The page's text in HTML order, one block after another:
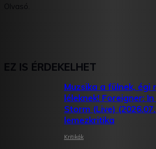
Olvasó.
EZ IS ÉRDEKELHET
Muzsika a fülnek, égi
léleknek! Foreigner:
Storm (Live)
lemezkritika
Kritikák